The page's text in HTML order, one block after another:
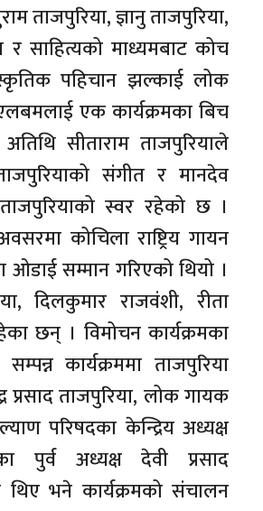
ताजपुरिया, ज्ञानु ताजपुरिया,
साहित्यको माध्यमबाट कोच
पहिचान झल्काई लोक
एक कार्यक्रमका बिच
सीताराम ताजपुरियाले
संगीत र मानदेव
स्वर रहेको छ ।
कोचिला राष्ट्रिय गायन
ओडाई सम्मान गरिएको थियो ।
दिलकुमार राजवंशी, रीता
छन् । विमोचन कार्यक्रमका
कार्यक्रममा ताजपुरिया
ताजपुरिया, लोक गायक
परिषदका केन्द्रिय अध्यक्ष
पुर्व अध्यक्ष देवी प्रसाद
भने कार्यक्रमको संचालन